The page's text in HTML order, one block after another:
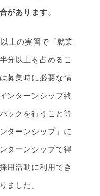
があります。
上の実習で「就業
分以上を占めるこ
募集時に必要な情
ンターンシップ終
ックを行うこと等
ターンシップ」に
ターンシップで得
用活動に利用でき
ました。